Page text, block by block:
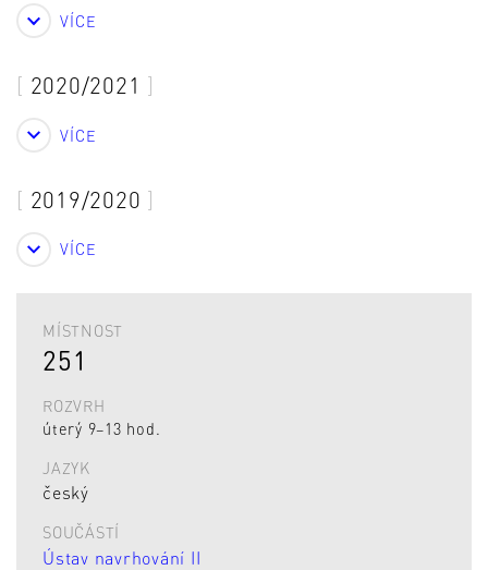
VÍCE
2020/2021
VÍCE
2019/2020
VÍCE
MÍSTNOST
251
ROZVRH
úterý 9–13 hod.
JAZYK
český
SOUČÁSTÍ
Ústav navrhování II